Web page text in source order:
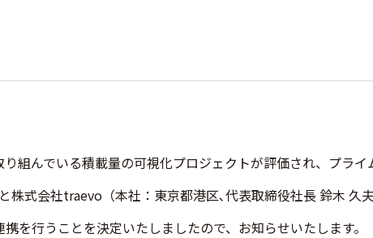
組んでいる積載量の可視化プロジェクトが評価され、プラ
株式会社traevo（本社：東京都港区､代表取締役社長 鈴木 久
を行うことを決定いたしましたので、お知らせいたします。